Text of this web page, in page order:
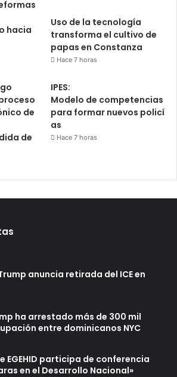
hacia
Uso de la tecnología
transforma el cultivo de
papas en Constanza
Hace 7 horas
de
de
IPES:
Modelo de competencias
para formar nuevos policí
as
Hace 7 horas
anuncia retirada del ICE en
ha arrestado más de 300 mil
entre dominicanos NYC
EGEHID participa de conferencia
en el Desarrollo Nacional»